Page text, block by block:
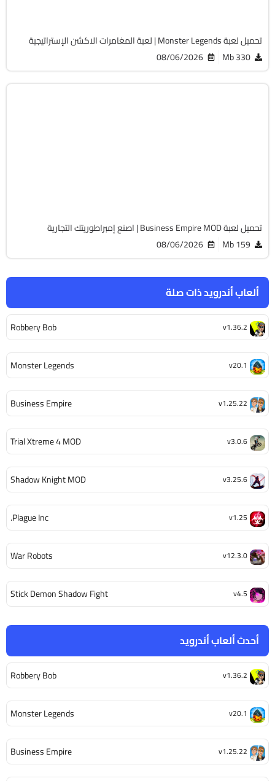
أحدث ألعاب أندرويد
Robbery Bob v1.36.2
Monster Legends v20.1
Business Empire v1.25.22
ألعاب أندرويد ذات صلة
Robbery Bob v1.36.2
Monster Legends v20.1
Business Empire v1.25.22
Trial Xtreme 4 MOD v3.0.6
Shadow Knight MOD v3.25.6
Plague Inc. v1.25
War Robots v12.3.0
Stick Demon Shadow Fight v4.5
تحميل لعبة Monster Legends | لعبة المغامرات الاكشن الإستراتيجية
330 Mb
08/06/2026
تحميل لعبة Business Empire MOD | اصنع إمبراطوريتك التجارية
159 Mb
08/06/2026